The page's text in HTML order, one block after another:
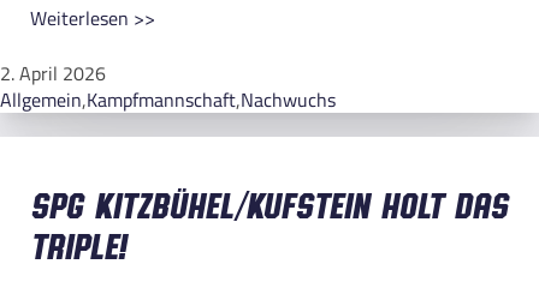
Weiterlesen >>
2. April 2026
Allgemein,Kampfmannschaft,Nachwuchs
SPG Kitzbühel/Kufstein holt das
Triple!